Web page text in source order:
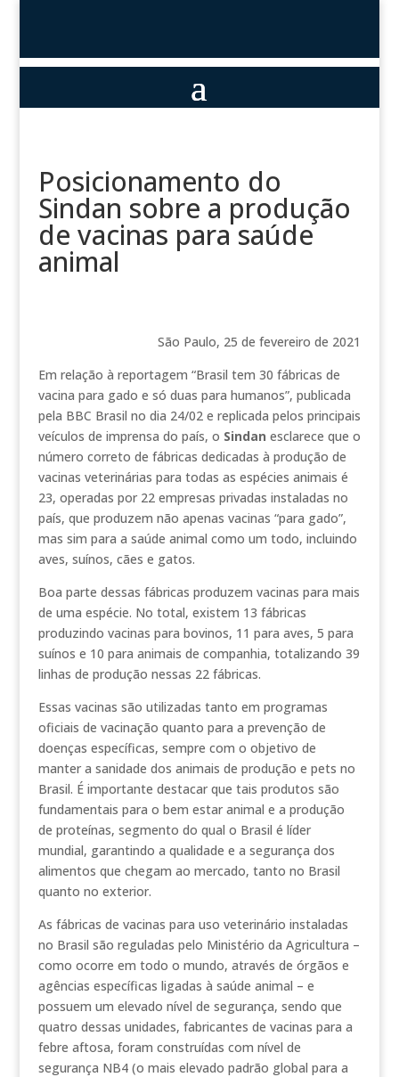
Posicionamento do
Sindan sobre a produção
de vacinas para saúde
animal
São Paulo, 25 de fevereiro de 2021
Em relação à reportagem “Brasil tem 30 fábricas de
vacina para gado e só duas para humanos”, publicada
pela BBC Brasil no dia 24/02 e replicada pelos principais
veículos de imprensa do país, o Sindan esclarece que o
número correto de fábricas dedicadas à produção de
vacinas veterinárias para todas as espécies animais é
23, operadas por 22 empresas privadas instaladas no
país, que produzem não apenas vacinas “para gado”,
mas sim para a saúde animal como um todo, incluindo
aves, suínos, cães e gatos.
Boa parte dessas fábricas produzem vacinas para mais
de uma espécie. No total, existem 13 fábricas
produzindo vacinas para bovinos, 11 para aves, 5 para
suínos e 10 para animais de companhia, totalizando 39
linhas de produção nessas 22 fábricas.
Essas vacinas são utilizadas tanto em programas
oficiais de vacinação quanto para a prevenção de
doenças específicas, sempre com o objetivo de
manter a sanidade dos animais de produção e pets no
Brasil. É importante destacar que tais produtos são
fundamentais para o bem estar animal e a produção
de proteínas, segmento do qual o Brasil é líder
mundial, garantindo a qualidade e a segurança dos
alimentos que chegam ao mercado, tanto no Brasil
quanto no exterior.
As fábricas de vacinas para uso veterinário instaladas
no Brasil são reguladas pelo Ministério da Agricultura –
como ocorre em todo o mundo, através de órgãos e
agências específicas ligadas à saúde animal – e
possuem um elevado nível de segurança, sendo que
quatro dessas unidades, fabricantes de vacinas para a
febre aftosa, foram construídas com nível de
segurança NB4 (o mais elevado padrão global para a